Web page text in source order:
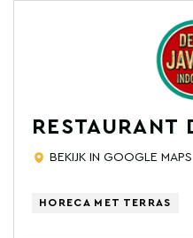
RESTAURANT
BEKIJK IN GOOGLE MAPS
HORECA MET TERRAS